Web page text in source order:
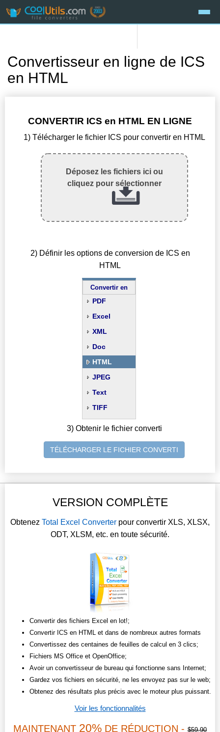
Convertisseur en ligne de ICS
en HTML
CONVERTIR ICS en HTML EN LIGNE
1) Télécharger le fichier ICS pour convertir en HTML
Déposez les fichiers ici ou
cliquez pour sélectionner
2) Définir les options de conversion de ICS en
HTML
Convertir en
PDF
Excel
XML
Doc
HTML
JPEG
Text
TIFF
3) Obtenir le fichier converti
TÉLÉCHARGER LE FICHIER CONVERTI
VERSION COMPLÈTE
Obtenez Total Excel Converter pour convertir XLS, XLSX,
ODT, XLSM, etc. en toute sécurité.
Convertir des fichiers Excel en lot!;
Convertir ICS en HTML et dans de nombreux autres formats
Convertissez des centaines de feuilles de calcul en 3 clics;
Fichiers MS Office et OpenOffice;
Avoir un convertisseur de bureau qui fonctionne sans Internet;
Gardez vos fichiers en sécurité, ne les envoyez pas sur le web;
Obtenez des résultats plus précis avec le moteur plus puissant.
Voir les fonctionnalités
MAINTENANT 20% DE RÉDUCTION - $59.90